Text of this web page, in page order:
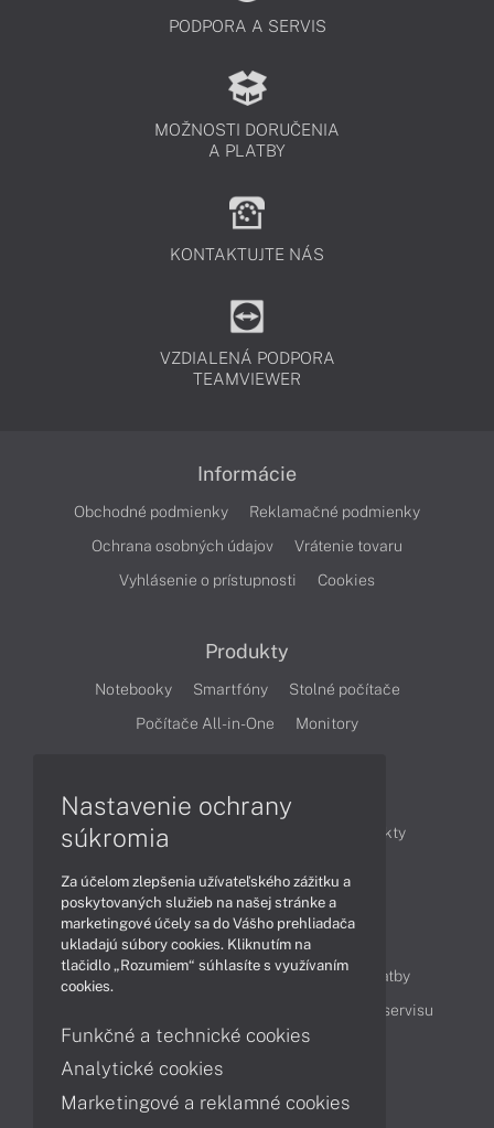
PODPORA A SERVIS
MOŽNOSTI DORUČENIA
A PLATBY
KONTAKTUJTE NÁS
VZDIALENÁ PODPORA
TEAMVIEWER
Informácie
Obchodné podmienky
Reklamačné podmienky
Ochrana osobných údajov
Vrátenie tovaru
Vyhlásenie o prístupnosti
Cookies
Produkty
Notebooky Smartfóny
Stolné počítače
Počítače All-in-One
Monitory
Články
Obchodné informácie
Produkty
Obsah
Ako nakupovať
Možnosti doručenia a platby
Cenník servisu
Kontakty
Nastavenie ochrany
súkromia
Za účelom zlepšenia užívateľského zážitku a
poskytovaných služieb na našej stránke a
marketingové účely sa do Vášho prehliadača
ukladajú súbory cookies. Kliknutím na
tlačidlo „Rozumiem“ súhlasíte s využívaním
cookies.
Funkčné a technické cookies
Analytické cookies
Marketingové a reklamné cookies